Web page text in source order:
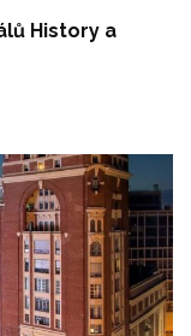
History a